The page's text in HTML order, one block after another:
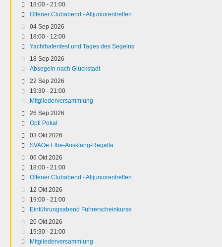
18:00 - 21:00
Offener Clubabend - Altjuniorentreffen
04 Sep 2026
18:00 - 12:00
Yachthafenfest und Tages des Segelns
18 Sep 2026
Absegeln nach Glückstadt
22 Sep 2026
19:30 - 21:00
Mitgliederversammlung
26 Sep 2026
Opti Pokal
03 Okt 2026
SVAOe Elbe-Ausklang-Regatta
06 Okt 2026
18:00 - 21:00
Offener Clubabend - Altjuniorentreffen
12 Okt 2026
19:00 - 21:00
Einführungsabend Führerscheinkurse
20 Okt 2026
19:30 - 21:00
Mitgliederversammlung